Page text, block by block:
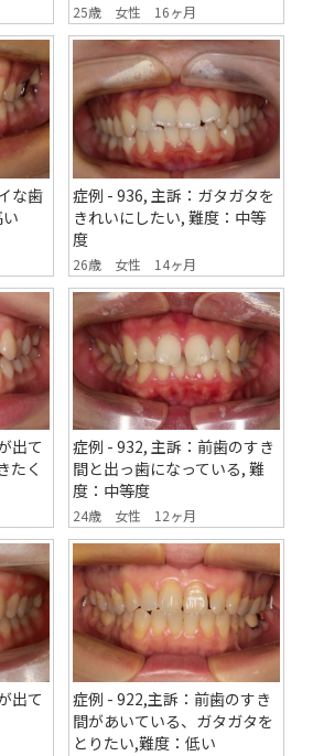
25歳 女性 16ヶ月
な歯
症例 - 936, 主訴：ガタガタを
きれいにしたい, 難度：中等
度
26歳 女性 14ヶ月
出て
たく
症例 - 932, 主訴：前歯のすき
間と出っ歯になっている, 難
度：中等度
24歳 女性 12ヶ月
出て
症例 - 922,主訴：前歯のすき
間があいている、ガタガタを
とりたい,難度：低い